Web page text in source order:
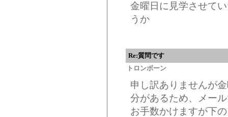
金曜日に見学させて
うか
Re:質問です
トロンボーン
申し訳ありませんが
分があるため、メー
お手数かけますが下